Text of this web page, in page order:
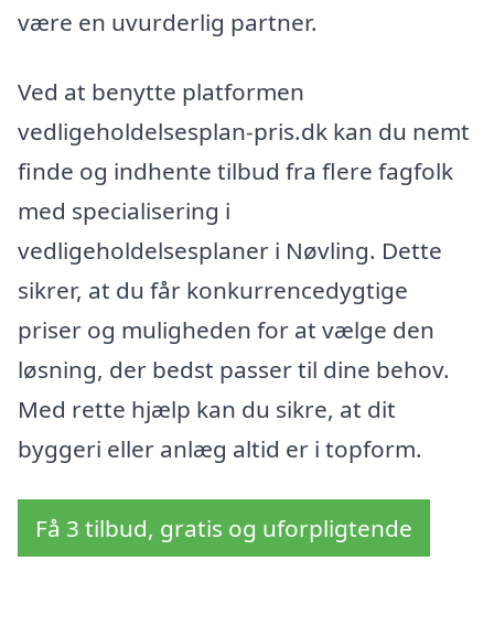
være en uvurderlig partner.
Ved at benytte platformen
vedligeholdelsesplan-pris.dk kan du nemt
finde og indhente tilbud fra flere fagfolk
med specialisering i
vedligeholdelsesplaner i Nøvling. Dette
sikrer, at du får konkurrencedygtige
priser og muligheden for at vælge den
løsning, der bedst passer til dine behov.
Med rette hjælp kan du sikre, at dit
byggeri eller anlæg altid er i topform.
Få 3 tilbud, gratis og uforpligtende